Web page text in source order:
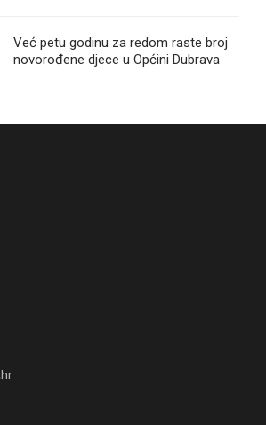
Već petu godinu za redom raste broj
novorođene djece u Općini Dubrava